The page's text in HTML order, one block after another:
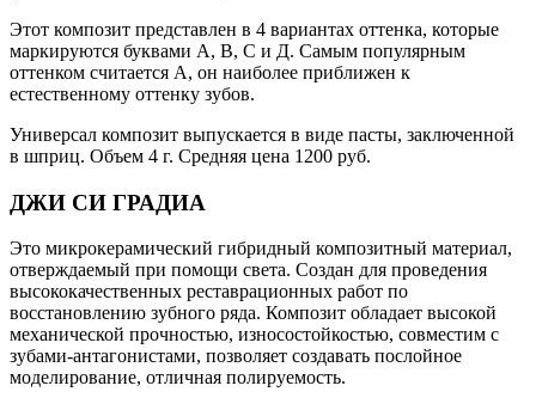
Этот композит представлен в 4 вариантах оттенка, которые
маркируются буквами А, В, С и Д. Самым популярным
оттенком считается А, он наиболее приближен к
естественному оттенку зубов.
Универсал композит выпускается в виде пасты, заключенной
в шприц. Объем 4 г. Средняя цена 1200 руб.
ДЖИ СИ ГРАДИА
Это микрокерамический гибридный композитный материал,
отверждаемый при помощи света. Создан для проведения
высококачественных реставрационных работ по
восстановлению зубного ряда. Композит обладает высокой
механической прочностью, износостойкостью, совместим с
зубами-антагонистами, позволяет создавать послойное
моделирование, отличная полируемость.